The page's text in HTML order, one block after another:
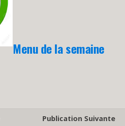
Menu de la semaine
Publication Suivante